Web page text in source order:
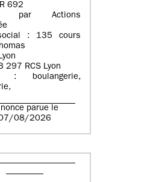
692
par Actions
: 135 cours
297 RCS Lyon
: boulangerie,
parue le
08/2026